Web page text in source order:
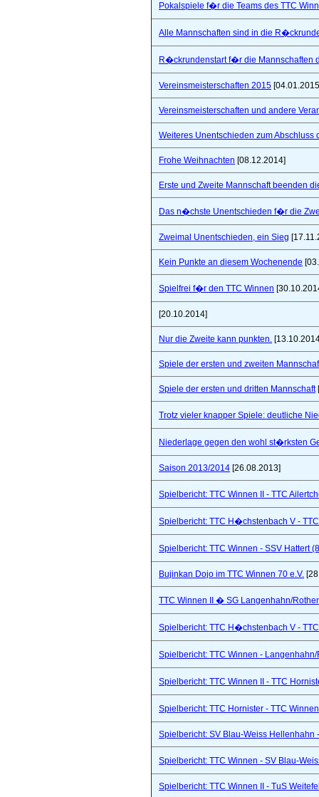
Pokalspiele f�r die Teams des TTC
Alle Mannschaften sind in die
R�ckrundenstart f�r die Mannschaften
Vereinsmeisterschaften 2015
Vereinsmeisterschaften und andere
Weiteres Unentschieden zum Abschluss
Frohe Weihnachten [08.12.2014]
Erste und Zweite Mannschaft beenden
Das n�chste Unentschieden f�r die
Zweimal Unentschieden, ein Sieg
Kein Punkte an diesem Wochenende
Spielfrei f�r den TTC Winnen
[20.10.2014]
Nur die Zweite kann punkten.
Spiele der ersten und zweiten
Spiele der ersten und dritten Mannschaft
Trotz vieler knapper Spiele: deutliche
Niederlage gegen den wohl st�rksten
Saison 2013/2014 [26.08.2013]
Spielbericht: TTC Winnen II - TTC
Spielbericht: TTC H�chstenbach V -
Spielbericht: TTC Winnen - SSV Hattert
Bujinkan Dojo im TTC Winnen 70 e.V.
TTC Winnen II � SG Langenhahn/
Spielbericht: TTC H�chstenbach V -
Spielbericht: TTC Winnen -
Spielbericht: TTC Winnen II - TTC
Spielbericht: TTC Hornister - TTC
Spielbericht: SV Blau-Weiss Hellenhahn
Spielbericht: TTC Winnen - SV Blau-
Spielbericht: TTC Winnen II - TuS